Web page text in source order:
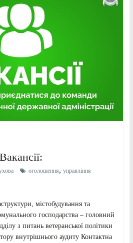
Вакансії:
оголошення, управління
містобудування та
господарства – головний
з питань ветеранської політики
внутрішнього аудиту Контактна